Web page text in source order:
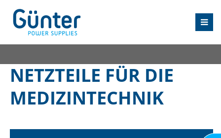
NETZTEILE FÜR DIE
MEDIZINTECHNIK